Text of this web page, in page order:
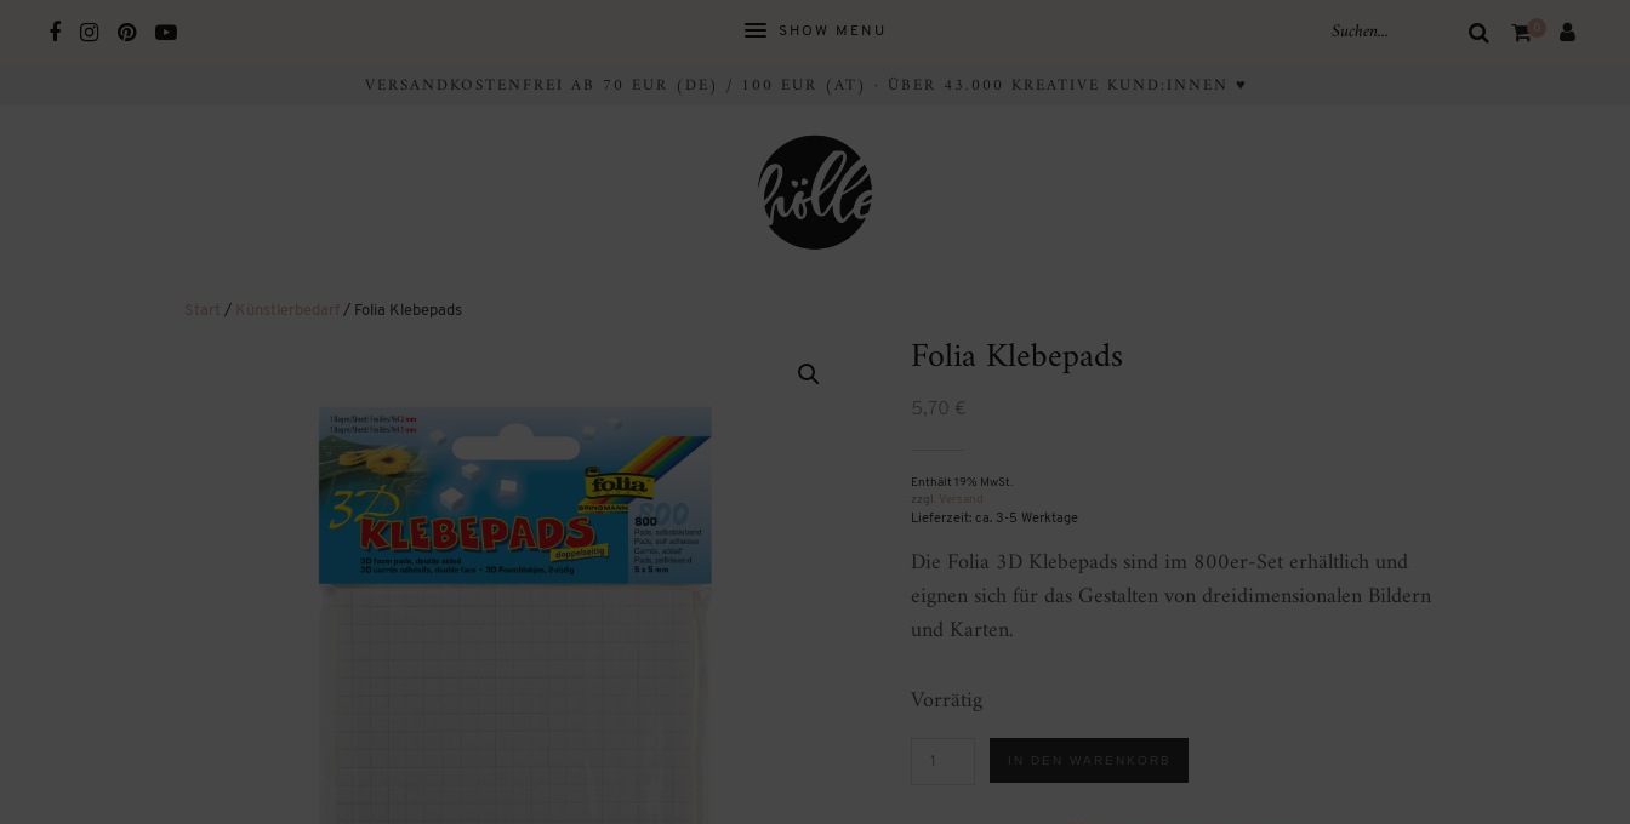
SHOW MENU 0
VERSANDKOSTENFREI AB 70 EUR (DE) / 100 EUR (AT) · ÜBER 43.000 KREATIVE KUND:INNEN ♥
Start / Künstlerbedarf / Folia Klebepads
Folia Klebepads
5,70 €
Enthält 19% MwSt.
zzgl.
Versand
Lieferzeit: ca. 3-5 Werktage
Die Folia 3D Klebepads sind im 800er-Set erhältlich und
eignen sich für das Gestalten von dreidimensionalen Bildern
und Karten.
Vorrätig
Klebepads
IN DEN WARENKORB